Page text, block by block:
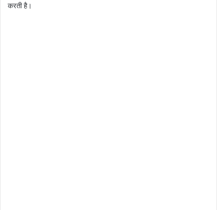
करती है।